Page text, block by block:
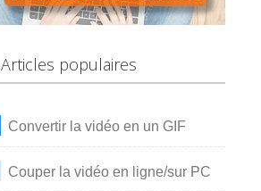
Articles populaires
Convertir la vidéo en un GIF
Couper la vidéo en ligne/sur PC